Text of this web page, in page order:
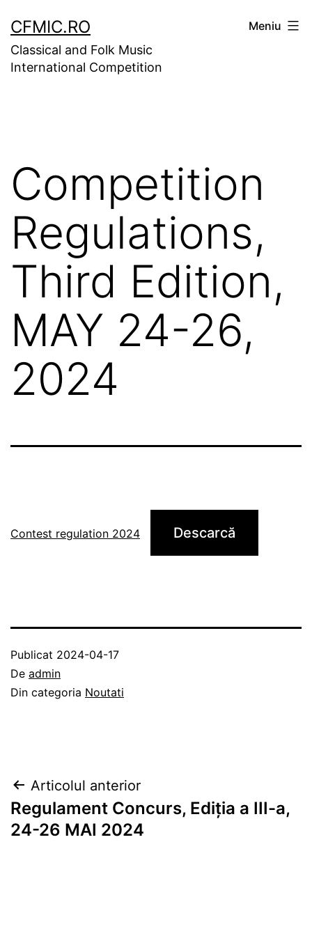
conținut
CFMIC.RO
Classical and Folk Music
International Competition
Meniu
Competition
Regulations,
Third Edition,
MAY 24-26,
2024
Contest regulation 2024 Descarcă
Publicat 2024-04-17
De admin
Din categoria Noutati
Navigare
în
Articolul anterior
Regulament Concurs, Ediția a III-a,
24-26 MAI 2024